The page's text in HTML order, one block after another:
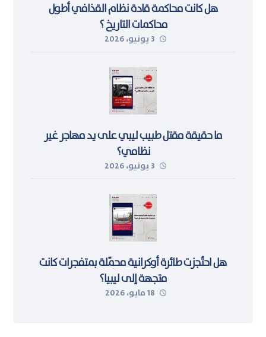
هل كانت محاكمة قادة نظام القذافي أطول
محاكمات التاريخ ؟
3 يونيو، 2026
ما حقيقة مقتل طبيب ليبي على يد مهاجر غير
نظامي؟
3 يونيو، 2026
هل احتُجزت طائرة أوكرانية محمّلة بمتفجرات كانت
متجهة إلى ليبيا؟
18 مايو، 2026